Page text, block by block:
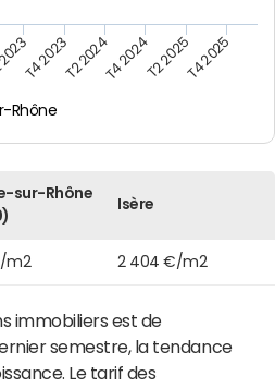
Rhône
T4 2023T2 2024T4 2024T2 2025T4 2025
sur-Rhône
Isère
m2 2 404 €/m2
immobiliers est de
semestre, la tendance
Le tarif des